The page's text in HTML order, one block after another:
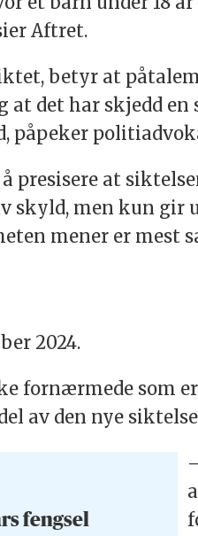
Aftret.
betyr at
at det har skjedd
påpeker
presisere at
skyld, men kun gir
mener er mest
2024.
fornærmede som er
av den nye
fengsel